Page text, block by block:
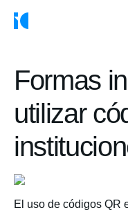
Formas
utilizar
El uso de códigos QR